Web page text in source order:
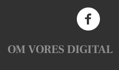
OM VORES DIGITAL